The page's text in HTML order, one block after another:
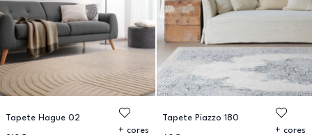
Tapete Hague 02
+ cores
Tapete Piazzo 180
+ cores